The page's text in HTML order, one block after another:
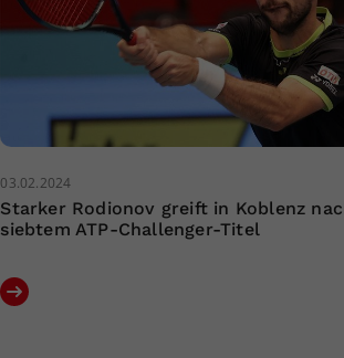
03.02.2024
Starker Rodionov greift in Koblenz
siebtem ATP-Challenger-Titel